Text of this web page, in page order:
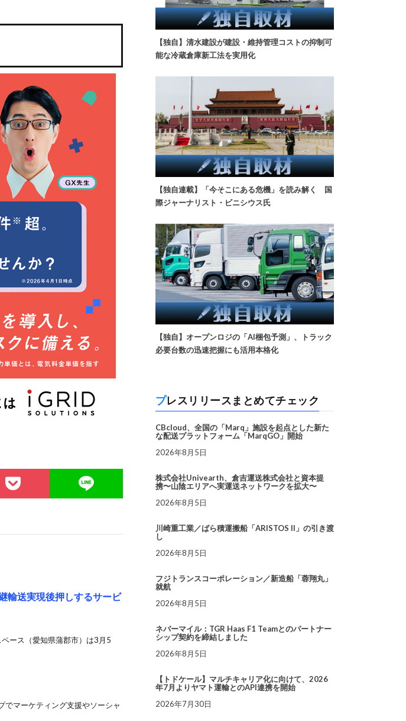
輸送実現後押しするサービ
ース（愛知県蒲郡市）は3月5
でマーケティング支援やソーシャ
【独自】清水建設が建設・維持管理コストの抑制可
能な冷蔵倉庫新工法を実用化
【独自連載】「今そこにある危機」を読み解く 国
際ジャーナリスト・ビニシウス氏
【独自】オープンロジの「AI梱包予測」、トラック
必要台数の迅速把握にも活用本格化
プレスリリースまとめてチェック
CBcloud、全国の「Marq」施設を起点とした新た
な配送プラットフォーム「MarqGO」開始
2026年8月5日
株式会社Univearth、倉吉運送株式会社と資本提
携〜山陰エリアへ実運送ネットワークを拡大〜
2026年8月5日
川崎重工業／ばら積運搬船「ARISTOS II」の引き渡
し
2026年8月5日
フジトランスコーポレーション／新造船「蓉翔丸」
就航
2026年8月5日
ネバーマイル：TGR Haas F1 Teamとのパートナー
シップ契約を締結しました
2026年8月5日
【トドケール】マルチキャリア化に向けて、2026
年7月よりヤマト運輸とのAPI連携を開始
2026年7月30日